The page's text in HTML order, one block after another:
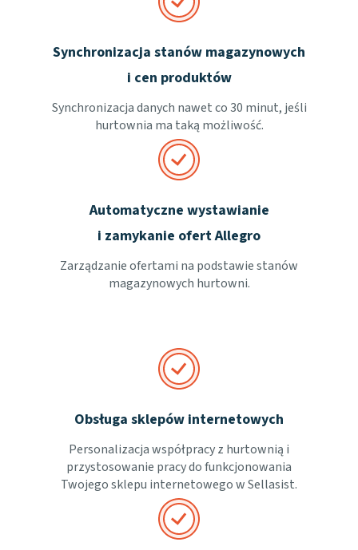
Synchronizacja stanów magazynowych
i cen produktów
Synchronizacja danych nawet co 30 minut, jeśli
hurtownia ma taką możliwość.
Automatyczne wystawianie
i zamykanie ofert Allegro
Zarządzanie ofertami na podstawie stanów
magazynowych hurtowni.
Obsługa sklepów internetowych
Personalizacja współpracy z hurtownią i
przystosowanie pracy do funkcjonowania
Twojego sklepu internetowego w Sellasist.